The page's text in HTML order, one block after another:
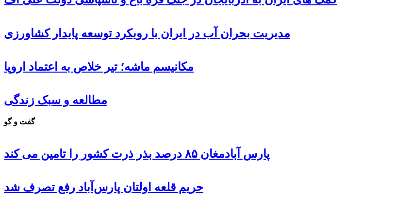
مدیریت بحران آب در ایران با رویکرد توسعه پایدار کشاورزی
مکانیسم ماشه؛ تیر خلاص به اعتماد اروپا
مطالعه و سبک زندگی
گفت و گو
پارس آبادمغان ۸۵ درصد بذر ذرت کشور را تامین می کند
حریم قلعه اولتان پارس‌آباد رفع تصرف شد